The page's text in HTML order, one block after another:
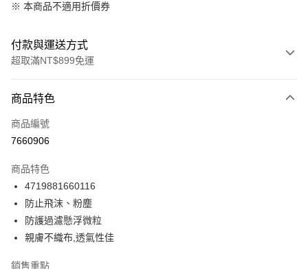
※ 本商品不適用折價券
付款與運送方式
超取滿NT$899免運
信用卡一次付款
超商取貨付款
Apple Pay
街口支付
悠遊付
Google Pay
商品特色
商品編號
7660906
商品特色
4719881660116
防止飛沫、粉塵
防護過濾懸浮微粒
親膚不織布,透氣性佳
銷售重點